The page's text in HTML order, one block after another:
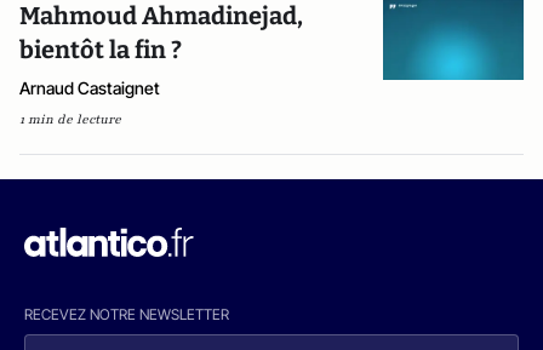
Mahmoud Ahmadinejad,
bientôt la fin ?
Arnaud Castaignet
1 min de lecture
RECEVEZ NOTRE NEWSLETTER